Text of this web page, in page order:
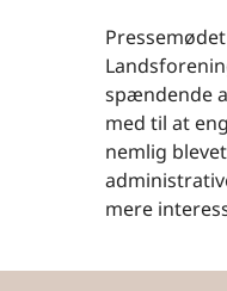
spændende
med til at
nemlig
mere